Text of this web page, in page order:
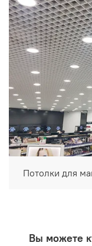
Потолки для
Вы можете